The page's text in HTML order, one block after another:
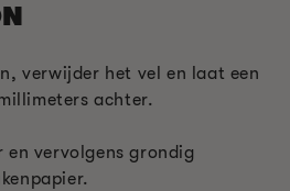
verwijder het vel en laat een
achter.
en vervolgens grondig